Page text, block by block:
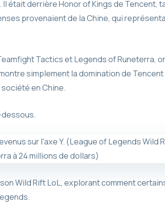
était derrière Honor of Kings de Tencent,
provenaient de la Chine, qui
Tactics et Legends of Runeterra,
simplement la domination de Tencent
en Chine.
Wild Rift LoL, explorant comment